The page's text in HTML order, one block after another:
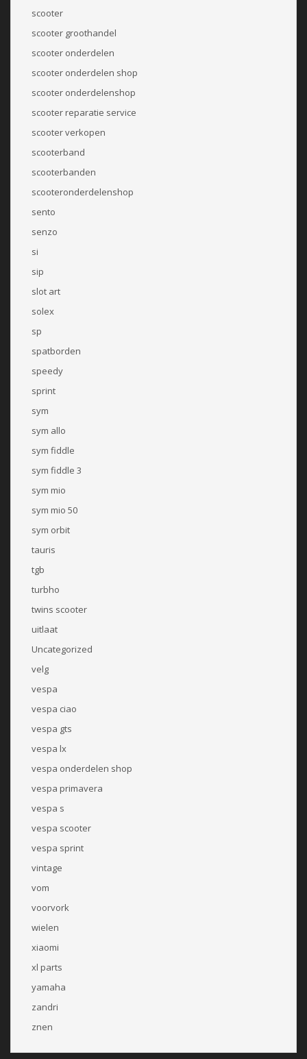
scooter
scooter groothandel
scooter onderdelen
scooter onderdelen shop
scooter onderdelenshop
scooter reparatie service
scooter verkopen
scooterband
scooterbanden
scooteronderdelenshop
sento
senzo
si
sip
slot art
solex
sp
spatborden
speedy
sprint
sym
sym allo
sym fiddle
sym fiddle 3
sym mio
sym mio 50
sym orbit
tauris
tgb
turbho
twins scooter
uitlaat
Uncategorized
velg
vespa
vespa ciao
vespa gts
vespa lx
vespa onderdelen shop
vespa primavera
vespa s
vespa scooter
vespa sprint
vintage
vom
voorvork
wielen
xiaomi
xl parts
yamaha
zandri
znen